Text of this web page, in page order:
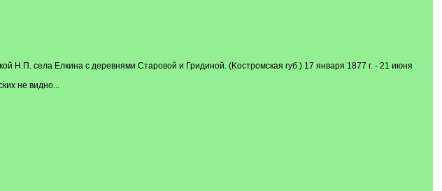
села Елкина с деревнями Старовой и Гридиной. (Kостромская губ.) 17 января 1877 г. - 21 июня
не видно...